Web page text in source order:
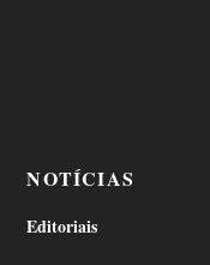
NOTÍCIAS
Editoriais